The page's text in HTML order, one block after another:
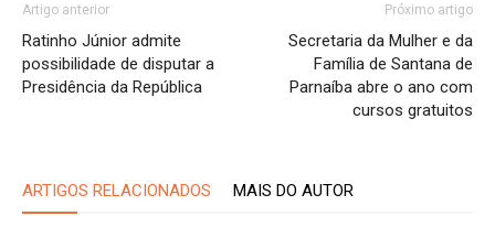
Artigo anterior
Ratinho Júnior admite
possibilidade de disputar a
Presidência da República
Próximo artigo
Secretaria da Mulher e da
Família de Santana de
Parnaíba abre o ano com
cursos gratuitos
ARTIGOS RELACIONADOS MAIS DO AUTOR